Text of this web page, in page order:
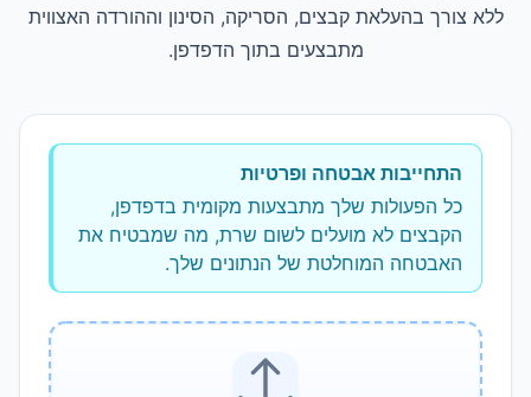
ללא צורך בהעלאת קבצים, הסריקה, הסינון וההורדה האצווית
מתבצעים בתוך הדפדפן.
התחייבות אבטחה ופרטיות
כל הפעולות שלך מתבצעות מקומית בדפדפן,
הקבצים לא מועלים לשום שרת, מה שמבטיח את
האבטחה המוחלטת של הנתונים שלך.